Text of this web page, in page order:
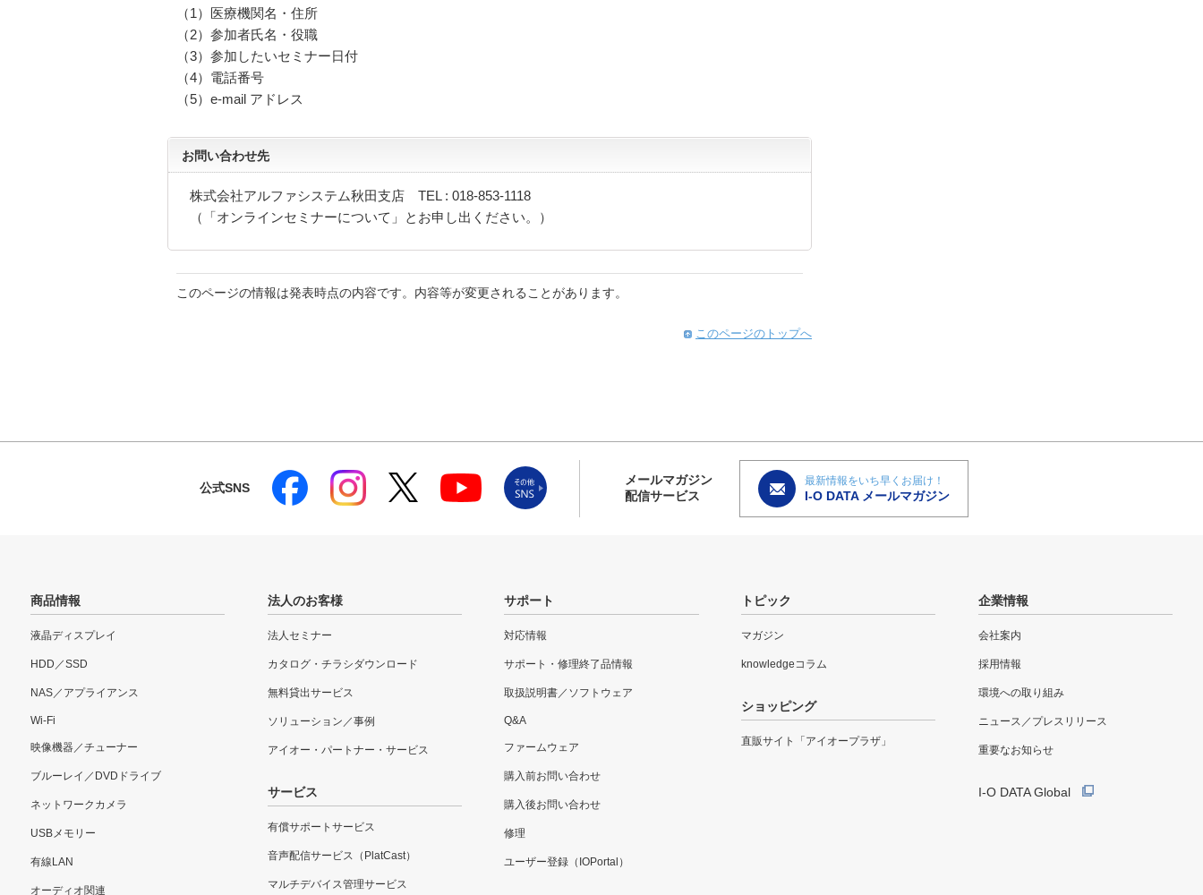
（1）医療機関名・住所
（2）参加者氏名・役職
（3）参加したいセミナー日付
（4）電話番号
（5）e-mail アドレス
お問い合わせ先
株式会社アルファシステム秋田支店 TEL : 018-853-1118
（「オンラインセミナーについて」とお申し出ください。）
このページの情報は発表時点の内容です。内容等が変更されることがあります。
このページのトップへ
公式SNS
メールマガジン
配信サービス
最新情報をいち早くお届け！
I-O DATA メールマガジン
商品情報
液晶ディスプレイ
HDD／SSD
NAS／アプライアンス
Wi-Fi
映像機器／チューナー
ブルーレイ／DVDドライブ
ネットワークカメラ
USBメモリー
有線LAN
オーディオ関連
法人のお客様
法人セミナー
カタログ・チラシダウンロード
無料貸出サービス
ソリューション／事例
アイオー・パートナー・サービス
サービス
有償サポートサービス
音声配信サービス（PlatCast）
マルチデバイス管理サービス
サポート
対応情報
サポート・修理終了品情報
取扱説明書／ソフトウェア
Q&A
ファームウェア
購入前お問い合わせ
購入後お問い合わせ
修理
ユーザー登録（IOPortal）
トピック
マガジン
knowledgeコラム
ショッピング
直販サイト「アイオープラザ」
企業情報
会社案内
採用情報
環境への取り組み
ニュース／プレスリリース
重要なお知らせ
I-O DATA Global